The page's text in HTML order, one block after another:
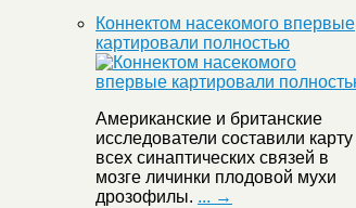
Коннектом насекомого впервые
картировали полностью
Американские и британские
исследователи составили карту
всех синаптических связей в
мозге личинки плодовой мухи
дрозофилы. ... →